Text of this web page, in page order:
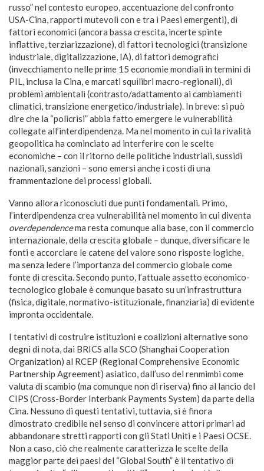
russo” nel contesto europeo, accentuazione del confronto
USA-Cina, rapporti mutevoli con e tra i Paesi emergenti), di
fattori economici (ancora bassa crescita, incerte spinte
inflattive, terziarizzazione), di fattori tecnologici (transizione
industriale, digitalizzazione, IA), di fattori demografici
(invecchiamento nelle prime 15 economie mondiali in termini di
PIL, inclusa la Cina, e marcati squilibri macro-regionali), di
problemi ambientali (contrasto/adattamento ai cambiamenti
climatici, transizione energetico/industriale). In breve: si può
dire che la “policrisi” abbia fatto emergere le vulnerabilità
collegate all’interdipendenza. Ma nel momento in cui la rivalità
geopolitica ha cominciato ad interferire con le scelte
economiche – con il ritorno delle politiche industriali, sussidi
nazionali, sanzioni – sono emersi anche i costi di una
frammentazione dei processi globali.
Vanno allora riconosciuti due punti fondamentali. Primo,
l’interdipendenza crea vulnerabilità nel momento in cui diventa
overdependencema resta comunque alla base, con il commercio
internazionale, della crescita globale – dunque, diversificare le
fonti e accorciare le catene del valore sono risposte logiche,
ma senza ledere l’importanza del commercio globale come
fonte di crescita. Secondo punto, l’attuale assetto economico-
tecnologico globale è comunque basato su un’infrastruttura
(fisica, digitale, normativo-istituzionale, finanziaria) di evidente
impronta occidentale.
I tentativi di costruire istituzioni e coalizioni alternative sono
degni di nota, dai BRICS alla SCO (Shanghai Cooperation
Organization) al RCEP (Regional Comprehensive Economic
Partnership Agreement) asiatico, dall’uso del renmimbi come
valuta di scambio (ma comunque non di riserva) fino al lancio del
CIPS (Cross-Border Interbank Payments System) da parte della
Cina. Nessuno di questi tentativi, tuttavia, si è finora
dimostrato credibile nel senso di convincere attori primari ad
abbandonare stretti rapporti con gli Stati Uniti e i Paesi OCSE.
Non a caso, ciò che realmente caratterizza le scelte della
maggior parte dei paesi del “Global South” è il tentativo di